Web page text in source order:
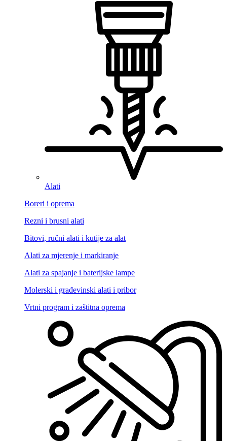
Alati
Boreri i oprema
Rezni i brusni alati
Bitovi, ručni alati i kutije za alat
Alati za mjerenje i markiranje
Alati za spajanje i baterijske lampe
Molerski i građevinski alati i pribor
Vrtni program i zaštitna oprema